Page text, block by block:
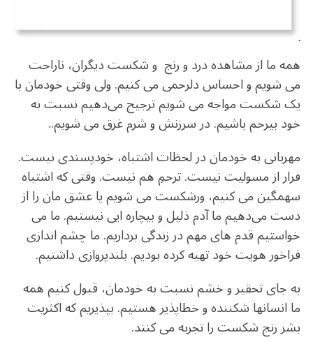
همه ما از مشاهده درد و رنج و شکست دیگران، ناراحت
می شویم و احساس دلرحمی می کنیم. ولیوقتی خودمان با
یک شکست مواجه می شویم ترجیح می‌دهیم نسبت به
خود بیرحم باشیم. درسرزنش و شرم غرق می شویم..
مهربانی به خودمان در لحظات اشتباه، خودپسندی نیست.
فرار از مسولیت نیست. ترحمِ هم نیست. وقتی که اشتباه
سهمگین می کنیم، ورشکست می شویم یا عشق مان را از
دست می‌دهیم ما آدم ذلیل و بیچاره ایی نیستیم. ما می
خواستیم قدم های مهم در زندگی برداریم. ما چشم اندازی
فراخور هویت خود تهیه کرده بودیم. بلندپروازی داشتیم.
به جای تحقیر و خشم نسبت به خودمان، قبول کنیم همه
ما انسانها شکننده و خطاپذیر هستیم. بپذیریم که اکثریت
بشر رنج شکست را تجربه می کنند.